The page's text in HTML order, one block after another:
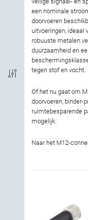
Vergrendeling
Aansluiting
Codering
Nominale spanning
een nominale
doorvoeren
uitvoeringen, ideaal
robuuste metalen
duurzaamheid en
tegen stof en vocht.
Of het nu gaat om
doorvoeren, binder-
ruimtebesparende
mogelijk.
Naar het M12-